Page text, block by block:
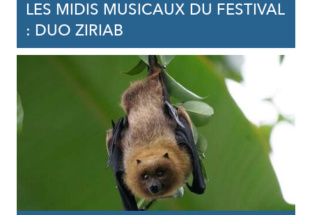
LES MIDIS MUSICAUX DU FESTIVAL
: DUO ZIRIAB